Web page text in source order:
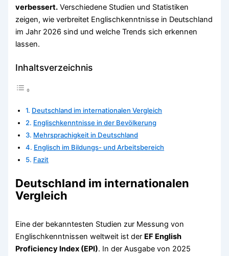
verbessert. Verschiedene Studien und Statistiken
zeigen, wie verbreitet Englischkenntnisse in Deutschland
im Jahr 2026 sind und welche Trends sich erkennen
lassen.
Inhaltsverzeichnis
Deutschland im internationalen Vergleich
Englischkenntnisse in der Bevölkerung
Mehrsprachigkeit in Deutschland
Englisch im Bildungs- und Arbeitsbereich
Fazit
Deutschland im internationalen
Vergleich
Eine der bekanntesten Studien zur Messung von
Englischkenntnissen weltweit ist der EF English
Proficiency Index (EPI). In der Ausgabe von 2025